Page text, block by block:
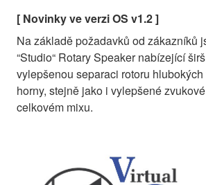
[ Novinky ve verzi OS v1.2 ]
Na základě požadavků od zákazníků
“Studio“ Rotary Speaker nabízející
vylepšenou separaci rotoru
horny, stejně jako i vylepšené
celkovém mixu.